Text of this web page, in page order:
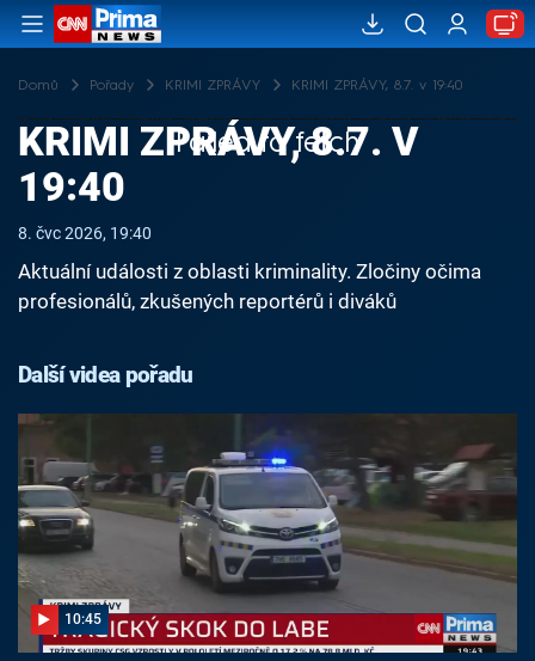
Domů Pořady KRIMI ZPRÁVY KRIMI ZPRÁVY, 8.7. v 19:40
Failed to fetch
KRIMI ZPRÁVY, 8.7. V
19:40
8. čvc 2026, 19:40
Aktuální události z oblasti kriminality. Zločiny očima
profesionálů, zkušených reportérů i diváků
Další videa pořadu
10:45